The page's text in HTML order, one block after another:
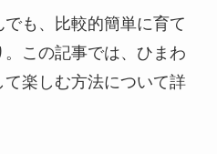
も、比較的簡単に育て
この記事では、ひまわ
て楽しむ方法について詳